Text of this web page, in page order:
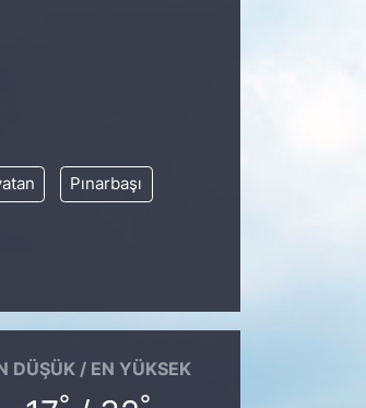
Pınarbaşı
DÜŞÜK / EN YÜKSEK